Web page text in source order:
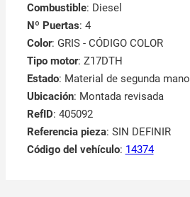
Combustible: Diesel
Nº Puertas: 4
Color: GRIS - CÓDIGO COLOR
Tipo motor: Z17DTH
Estado: Material de segunda mano
Ubicación: Montada revisada
RefID: 405092
Referencia pieza: SIN DEFINIR
Código del vehículo: 14374